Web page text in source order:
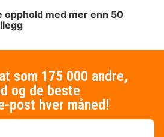
opphold med mer enn 50
som 175 000 andre,
og de beste
post hver måned!